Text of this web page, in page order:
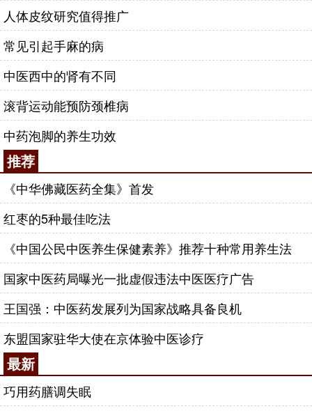
人体皮纹研究值得推广
常见引起手麻的病
中医西中的肾有不同
滚背运动能预防颈椎病
中药泡脚的养生功效
推荐
《中华佛藏医药全集》首发
红枣的5种最佳吃法
《中国公民中医养生保健素养》推荐十种常用养生法
国家中医药局曝光一批虚假违法中医医疗广告
王国强：中医药发展列为国家战略具备良机
东盟国家驻华大使在京体验中医诊疗
最新
巧用药膳调失眠